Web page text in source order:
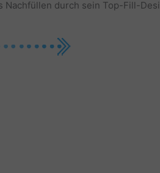
durch sein Top-Fill-